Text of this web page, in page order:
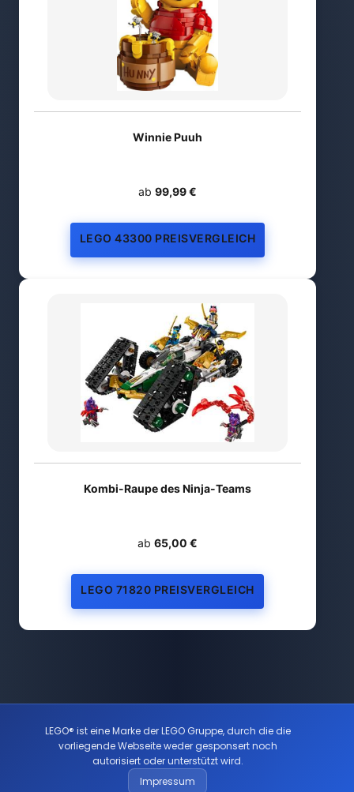
Winnie Puuh
ab 99,99 €
LEGO 43300 PREISVERGLEICH
Kombi-Raupe des Ninja-Teams
ab 65,00 €
LEGO 71820 PREISVERGLEICH
LEGO® ist eine Marke der LEGO Gruppe, durch die die
vorliegende Webseite weder gesponsert noch
autorisiert oder unterstützt wird.
Impressum